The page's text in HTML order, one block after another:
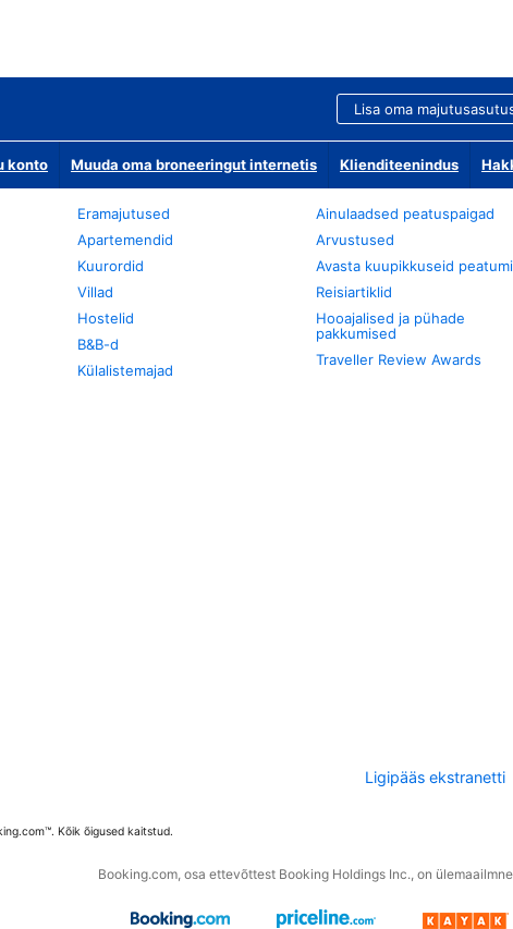
Lisa oma
konto Muuda oma broneeringut internetis Klienditeenindus
Eramajutused
Apartemendid
Kuurordid
Villad
Hostelid
B&B-d
Külalistemajad
Ainulaadsed peatuspaigad
Arvustused
Avasta kuupikkuseid
Reisiartiklid
Hooajalised ja pühade
pakkumised
Traveller Review Awards
Ligipääs ekstranetti
Kõik õigused kaitstud.
Booking.com, osa ettevõttest Booking Holdings Inc., on